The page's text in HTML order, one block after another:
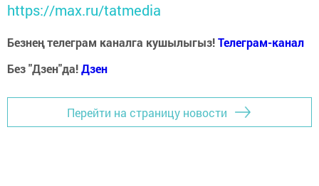
https://max.ru/tatmedia
Безнең телеграм каналга кушылыгыз!Телеграм-канал
Без "Дзен"да!Дзен
Перейти на страницу новости